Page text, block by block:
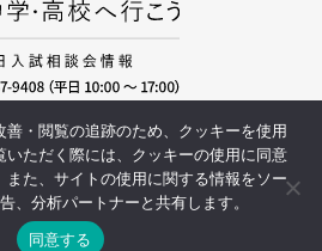
はこちら
行こう 朝日入試相談会情報サイト All rights
reserved.
善・閲覧の追跡のため、クッキーを使用
いただく際には、クッキーの使用に同意
また、サイトの使用に関する情報をソー
、分析パートナーと共有します。
同意する